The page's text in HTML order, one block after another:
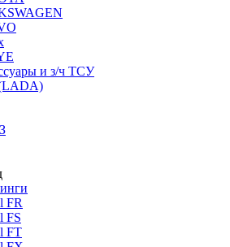
и з/ч ТСУ
FR
FS
FT